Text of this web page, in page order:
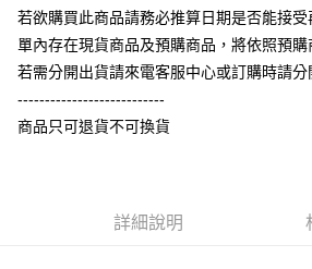
1.分期款項不併入電信帳單，「大哥付你分期」
2.透過簡訊連結打開帳單後，可選擇「超商條碼
帳／街口支付／iPASS MONEY」等通路繳費。
1.本服務係由「台灣大哥大股份有限公司」（以
由本公司與您本人進行分期帳單所需資料之確認
【「AFTEE先享後付」結帳流程】
１．於結帳方式選擇「AFTEE先享後付」後，將
２．訂單成立數日內，您將收到繳費通知簡訊。
３．收到繳費通知簡訊後14天內，點擊此簡訊中
ATM／網路銀行／等多元方式進行付款，方視為交
※ 請注意：結帳手續完成當下不需立刻繳費，但
是否繳費成功／繳費後需取消欲退款等相關疑問
客戶支援中心」 https://
每筆NT$65，滿NT$899(含以上)免運費
付款後全家取貨
7-11付款取貨
每筆NT$60，滿NT$899(含以上)免運費
若欲購買此商品請務必推算日期是否能接
單內存在現貨商品及預購商品，將依照預購
若需分開出貨請來電客服中心或訂購時請分
---------------------------
商品只可退貨不可換貨
詳細說明